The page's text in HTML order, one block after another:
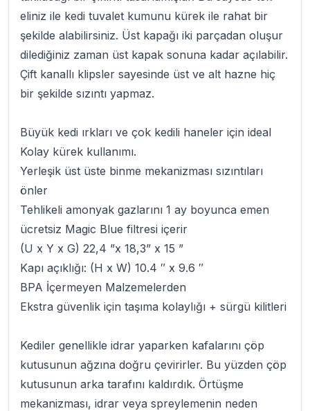
eliniz ile kedi tuvalet kumunu kürek ile rahat bir
şekilde alabilirsiniz. Üst kapağı iki parçadan oluşur
dilediğiniz zaman üst kapak sonuna kadar açılabilir.
Çift kanallı klipsler sayesinde üst ve alt hazne hiç
bir şekilde sızıntı yapmaz.
Büyük kedi ırkları ve çok kedili haneler için ideal
Kolay kürek kullanımı.
Yerleşik üst üste binme mekanizması sızıntıları
önler
Tehlikeli amonyak gazlarını 1 ay boyunca emen
ücretsiz Magic Blue filtresi içerir
(U x Y x G) 22,4 ”x 18,3” x 15 ”
Kapı açıklığı: (H x W) 10.4 ″ x 9.6 ″
BPA İçermeyen Malzemelerden
Ekstra güvenlik için taşıma kolaylığı + sürgü kilitleri
Kediler genellikle idrar yaparken kafalarını çöp
kutusunun ağzına doğru çevirirler. Bu yüzden çöp
kutusunun arka tarafını kaldırdık. Örtüşme
mekanizması, idrar veya spreylemenin neden